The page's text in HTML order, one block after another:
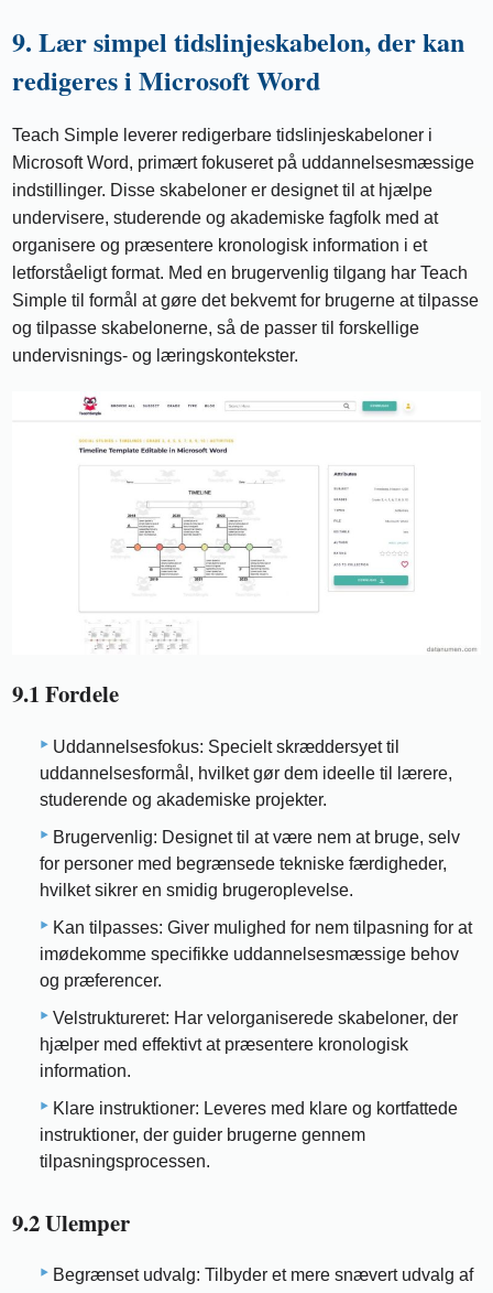
9. Lær simpel tidslinjeskabelon, der kan
redigeres i Microsoft Word
Teach Simple leverer redigerbare tidslinjeskabeloner i
Microsoft Word, primært fokuseret på uddannelsesmæssige
indstillinger. Disse skabeloner er designet til at hjælpe
undervisere, studerende og akademiske fagfolk med at
organisere og præsentere kronologisk information i et
letforståeligt format. Med en brugervenlig tilgang har Teach
Simple til formål at gøre det bekvemt for brugerne at tilpasse
og tilpasse skabelonerne, så de passer til forskellige
undervisnings- og læringskontekster.
9.1 Fordele
Uddannelsesfokus: Specielt skræddersyet til
uddannelsesformål, hvilket gør dem ideelle til lærere,
studerende og akademiske projekter.
Brugervenlig: Designet til at være nem at bruge, selv
for personer med begrænsede tekniske færdigheder,
hvilket sikrer en smidig brugeroplevelse.
Kan tilpasses: Giver mulighed for nem tilpasning for at
imødekomme specifikke uddannelsesmæssige behov
og præferencer.
Velstruktureret: Har velorganiserede skabeloner, der
hjælper med effektivt at præsentere kronologisk
information.
Klare instruktioner: Leveres med klare og kortfattede
instruktioner, der guider brugerne gennem
tilpasningsprocessen.
9.2 Ulemper
Begrænset udvalg: Tilbyder et mere snævert udvalg af